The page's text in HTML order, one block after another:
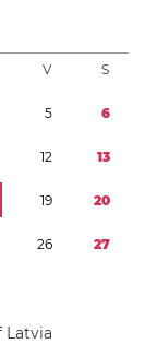
V S
5 6
12 13
19 20
26 27
Latvia